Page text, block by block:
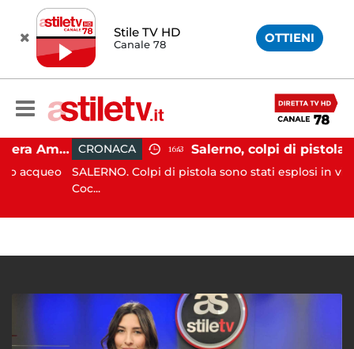
Stile TV HD
Canale 78 OTTIENI
Gozzo affonda in Costiera Amalfitana: occupanti soccorsi da altri natanti CRONACA 16:43
SALERNO. Colpi di pistola sono stati esplosi in via